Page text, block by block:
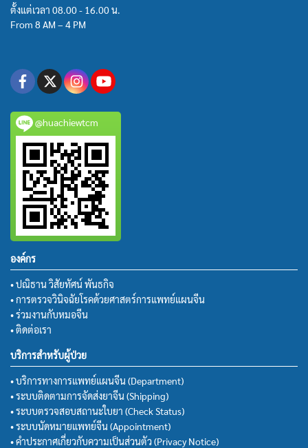
ตั้งแต่เวลา 08.00 - 16.00 น.
From 8 AM – 4 PM
@huachiewtcm
องค์กร
• ปณิธาน วิสัยทัศน์ พันธกิจ
• การตรวจวินิจฉัยโรคด้วยศาสตร์การแพทย์แผนจีน
• ร่วมงานกับหมอจีน
• ติดต่อเรา
บริการสำหรับผู้ป่วย
• บริการทางการแพทย์แผนจีน (Department)
• ระบบติดตามการจัดส่งยาจีน (Shipping)
• ระบบตรวจสอบสถานะใบยา (Check Status)
• ระบบนัดหมายแพทย์จีน (Appointment)
• คำประกาศเกี่ยวกับความเป็นส่วนตัว (Privacy Notice)